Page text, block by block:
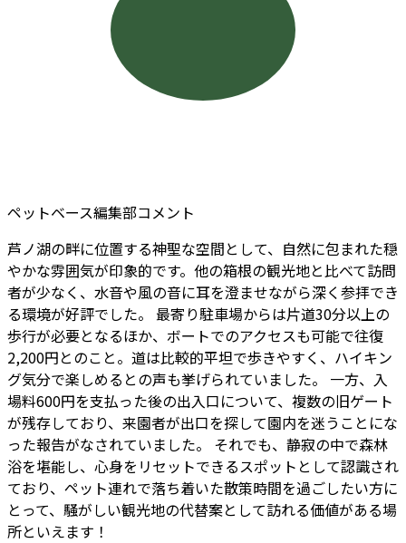
ペットベース編集部コメント
芦ノ湖の畔に位置する神聖な空間として、自然に包まれた穏
やかな雰囲気が印象的です。他の箱根の観光地と比べて訪問
者が少なく、水音や風の音に耳を澄ませながら深く参拝でき
る環境が好評でした。 最寄り駐車場からは片道30分以上の
歩行が必要となるほか、ボートでのアクセスも可能で往復
2,200円とのこと。道は比較的平坦で歩きやすく、ハイキン
グ気分で楽しめるとの声も挙げられていました。 一方、入
場料600円を支払った後の出入口について、複数の旧ゲート
が残存しており、来園者が出口を探して園内を迷うことにな
った報告がなされていました。 それでも、静寂の中で森林
浴を堪能し、心身をリセットできるスポットとして認識され
ており、ペット連れで落ち着いた散策時間を過ごしたい方に
とって、騒がしい観光地の代替案として訪れる価値がある場
所といえます！